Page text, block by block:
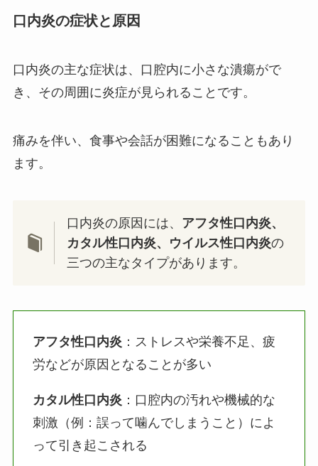
口内炎の症状と原因
口内炎の主な症状は、口腔内に小さな潰瘍がで
き、その周囲に炎症が見られることです。
痛みを伴い、食事や会話が困難になることもあり
ます。
口内炎の原因には、 アフタ性口内炎、
カタル性口内炎、ウイルス性口内炎の
三つの主なタイプがあります。
アフタ性口内炎 ：ストレスや栄養不足、疲
労などが原因となることが多い
カタル性口内炎 ：口腔内の汚れや機械的な
刺激（例：誤って噛んでしまうこと）によ
って引き起こされる